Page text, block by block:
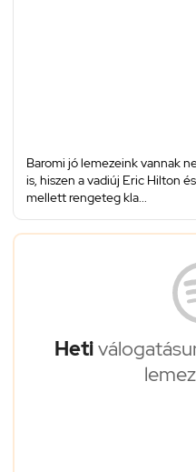
Baromi jó lemezeink vannak
is, hiszen a vadiúj Eric Hilton
mellett rengeteg kla...
Heti